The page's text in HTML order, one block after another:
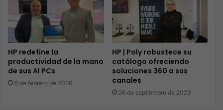
HP redefine la
productividad de la mano
de sus AI PCs
6 de febrero de 2026
HP | Poly robustece su
catálogo ofreciendo
soluciones 360 a sus
canales
26 de septiembre de 2023